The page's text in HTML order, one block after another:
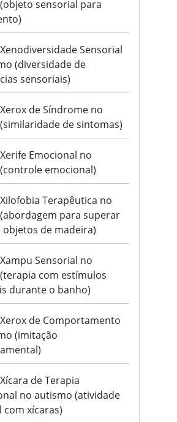
sensorial para
Sensorial
(diversidade de
sensoriais)
de Síndrome no
de sintomas)
Emocional no
emocional)
Terapêutica no
para superar
objetos de madeira)
Sensorial no
com estímulos
durante o banho)
de Comportamento
(imitação
de Terapia
no autismo (atividade
com xícaras)